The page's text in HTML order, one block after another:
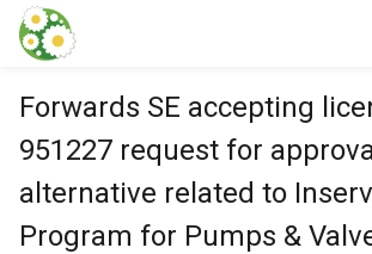
本文に飛ぶ
Forwards SE accepting
951227 request for
alternative related to
Program for Pumps &